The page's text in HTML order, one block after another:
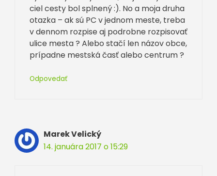
ciel cesty bol splnený :). No a moja druha
otazka – ak sú PC v jednom meste, treba
v dennom rozpise aj podrobne rozpisovať
ulice mesta ? Alebo stačí len názov obce,
prípadne mestská časť alebo centrum ?
Odpovedať
Marek Velický
14. januára 2017 o 15:29